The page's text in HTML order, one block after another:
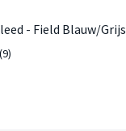
- Field Blauw/Grijs
(9)